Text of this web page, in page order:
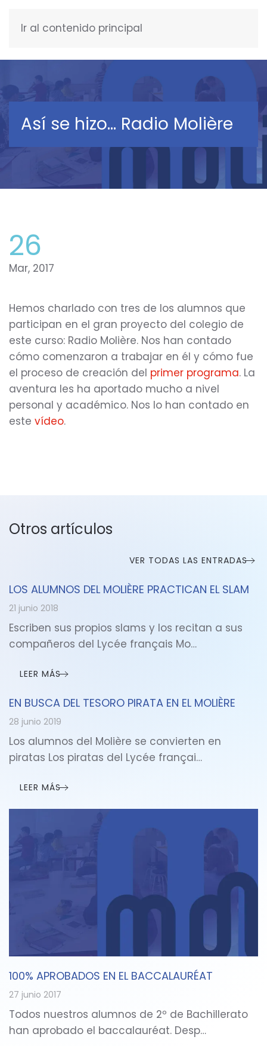
Ir al contenido principal
Así se hizo… Radio Molière
26
Mar, 2017
Hemos charlado con tres de los alumnos que
participan en el gran proyecto del colegio de
este curso: Radio Molière. Nos han contado
cómo comenzaron a trabajar en él y cómo fue
el proceso de creación del primer programa. La
aventura les ha aportado mucho a nivel
personal y académico. Nos lo han contado en
este vídeo.
Otros artículos
VER TODAS LAS ENTRADAS
LOS ALUMNOS DEL MOLIÈRE PRACTICAN EL SLAM
21 junio 2018
Escriben sus propios slams y los recitan a sus
compañeros del Lycée français Mo…
LEER MÁS
EN BUSCA DEL TESORO PIRATA EN EL MOLIÈRE
28 junio 2019
Los alumnos del Molière se convierten en
piratas Los piratas del Lycée françai…
LEER MÁS
100% APROBADOS EN EL BACCALAURÉAT
27 junio 2017
Todos nuestros alumnos de 2º de Bachillerato
han aprobado el baccalauréat. Desp…